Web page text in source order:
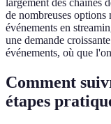
largement des chaînes
de nombreuses options
événements en
une demande
événements, où que
Comment
étapes